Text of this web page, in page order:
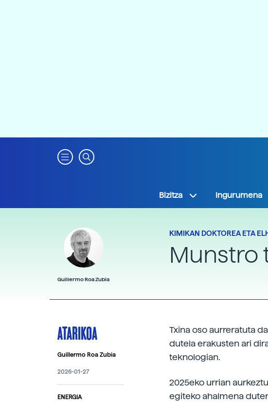
Bizitza Ingurumena
Guillermo Roa Zubia
KIMIKAN DOKTOREA ETA
Munstro
ATARIKOA
Guillermo Roa Zubia
2026-01-27
ENERGIA
Txina oso aurreratuta
dutela erakusten ari
teknologian.
2025eko urrian
egiteko ahalmena